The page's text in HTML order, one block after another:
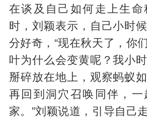
在谈及自己如何走上生命
时，刘颖表示，自己小时
分好奇，“现在秋天了，你
叶为什么会变黄呢？我小
掰碎放在地上，观察蚂蚁
再回到洞穴召唤同伴，一
家。”刘颖说道，引导自己